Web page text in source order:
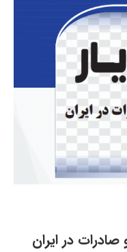
صادرات در ایران